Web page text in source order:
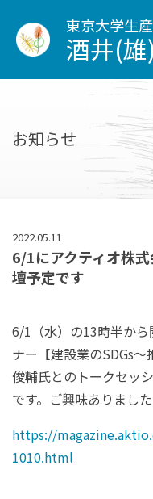
東京大学生
酒井(
お知らせ
2022.05.11
6/1にアクティオ株
壇予定です
6/1（水）の13時半か
ナー【建設業のSDGs
俊輔氏とのトークセッ
です。ご興味ありまし
https://
1010.html